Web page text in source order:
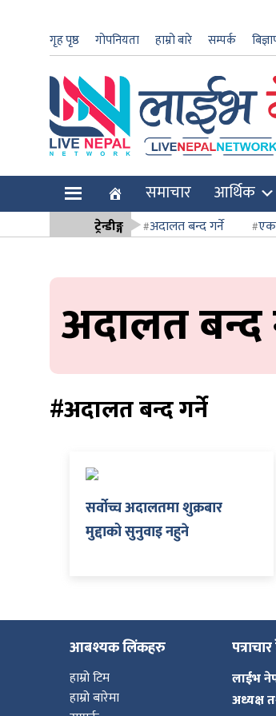
गृह पृष्ठ गोपनियता हाम्रो बारे सम्पर्क
समाचार आर्थिक
ट्रेन्डीङ्ग अदालत बन्द गर्ने
अदालत बन्द
#अदालत बन्द गर्ने
सर्वोच्च अदालतमा शुक्रबार
मुद्दाको सुनुवाइ नहुने
आबश्यक लिंकहरु
हाम्रो टिम
हाम्रो बारेमा
लाईभ
अध्यक्ष